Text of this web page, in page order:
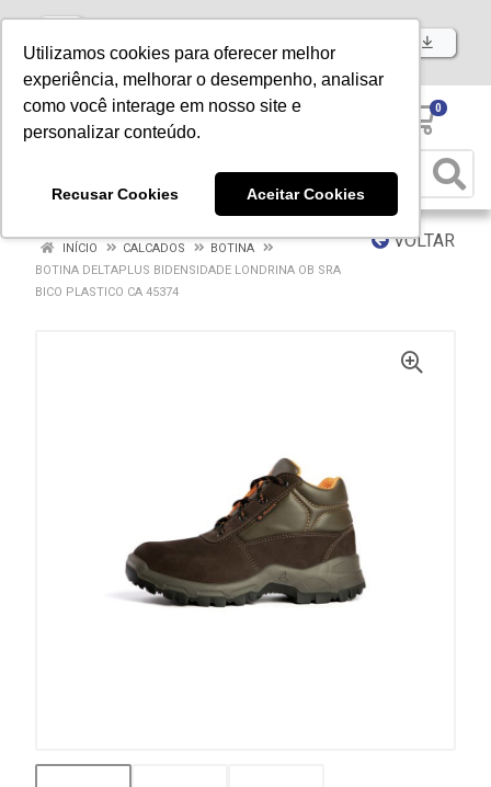
Utilizamos cookies para oferecer melhor
experiência, melhorar o desempenho, analisar
como você interage em nosso site e
personalizar conteúdo.
Recusar Cookies Aceitar Cookies
Baixe já nosso APP
0
VOLTAR
INÍCIO CALCADOS
BOTINA
BOTINA DELTAPLUS BIDENSIDADE LONDRINA OB SRA
BICO PLASTICO CA 45374